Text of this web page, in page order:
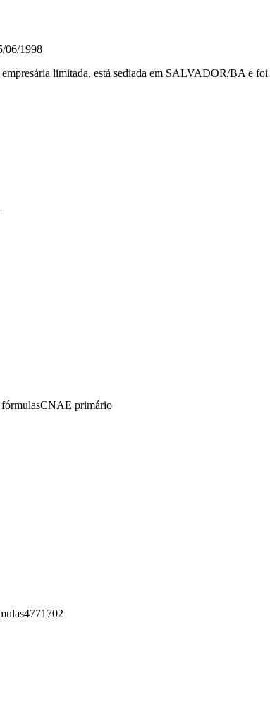
06/1998
limitada, está sediada em SALVADOR/BA e foi
CNAE primário
4771702